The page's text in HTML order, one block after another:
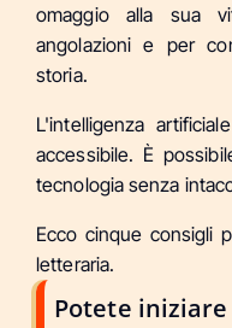
omaggio alla sua
angolazioni e per
storia.
L'intelligenza
accessibile. È
tecnologia senza
Ecco cinque consigli
letteraria.
Potete